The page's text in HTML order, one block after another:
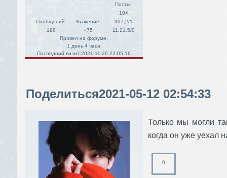
Сообщений:
198
Уважение:
+75
Посты:
104
307,2/1
11.21,5/0
Провел на форуме:
1 день 4 часа
Последний визит:2021-11-26 22:05:16
Поделиться2021-05-12 02:54:33
Только мы могли
когда он уже уехал
0